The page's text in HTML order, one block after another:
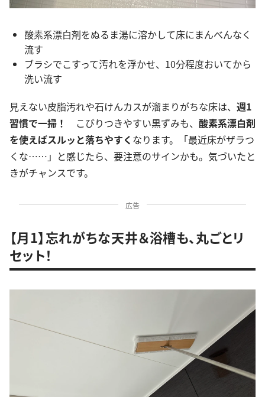
酸素系漂白剤をぬるま湯に溶かして床にまんべんなく
流す
ブラシでこすって汚れを浮かせ、10分程度おいてから
洗い流す
見えない皮脂汚れや石けんカスが溜まりがちな床は、 週1
習慣で一掃！ こびりつきやすい黒ずみも、 酸素系漂白剤
を使えばスルッと落ちやすく なります。「最近床がザラつ
くな……」と感じたら、要注意のサインかも。気づいたと
きがチャンスです。
広告
【月1】忘れがちな天井＆浴槽も、丸ごとリ
セット！